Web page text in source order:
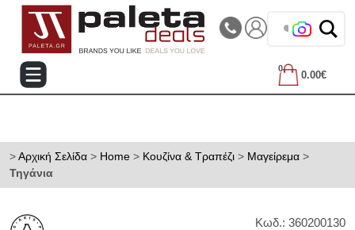
Τηλεφωνικές Παραγγελίες: 2105714144 |||
❤️ Βρες τα
0
0.00€
>Αρχική Σελίδα > Home > Κουζίνα & Τραπέζι > Μαγείρεμα >
Τηγάνια
Κωδ.: 360200130